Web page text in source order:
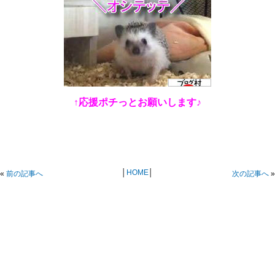
↑応援ポチっとお願いします♪
« 前の記事へ HOME│ 次の記事へ »